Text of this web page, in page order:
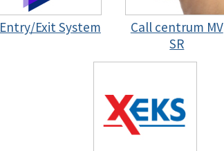
Entry/Exit System
Call centrum MV
SR